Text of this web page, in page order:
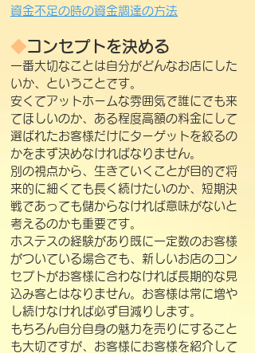
資金不足の時の資金調達の方法
◆コンセプトを決める
一番大切なことは自分がどんなお店にした
いか、ということです。
安くてアットホームな雰囲気で誰にでも来
てほしいのか、ある程度高額の料金にして
選ばれたお客様だけにターゲットを絞るの
かをまず決めなければなりません。
別の視点から、生きていくことが目的で将
来的に細くても長く続けたいのか、短期決
戦であっても儲からなければ意味がないと
考えるのかも重要です。
ホステスの経験があり既に一定数のお客様
がついている場合でも、新しいお店のコン
セプトがお客様に合わなければ長期的な見
込み客とはなりません。 お客様は常に増や
し続けなければ必ず目減りします。
もちろん自分自身の魅力を売りにすること
も大切ですが、お客様にお客様を紹介して